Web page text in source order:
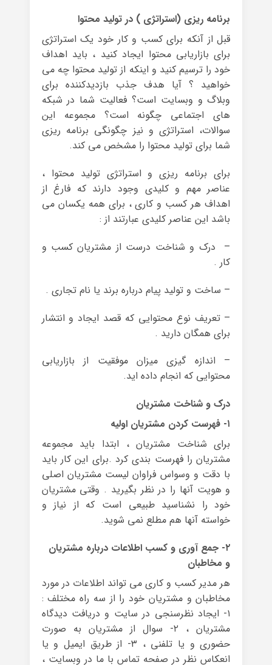
برنامه ریزی (استراتژی ) در تولید محتوا
قبل از آنکه برای کسب و کار خود یک استراتژی
برای بازاریابی محتوا ایجاد کنید ، باید اهداف
خود را ترسیم کنید و اینکه از تولید محتوا چه می
خواهید ؟ آیا هدف جذب بازدیدکننده برای
وبلاگ و وبسایت است؟ فعالیت شما در شبکه
های اجتماعی چگونه است؟ مجموعه این
سوالات، استراتژی و نیز چگونگی برنامه ریزی
شما برای تولید محتوا را مشخص می کند.
برای برنامه ریزی و استراتژی تولید محتوا ،
عناصر مهم و کلیدی وجود دارند که فارغ از
اهداف هر کسب و کاری ، برای همه یکسان می
باشد این عناصر کلیدی عبارتند از :
– درک و شناخت درست از مشتریان کسب و
کار .
– ساخت و تولید پیام درباره برند یا نام تجاری .
– تعریف نوع محتوایی که قصد ایجاد و انتشار
برای همگان دارید .
– اندازه گیزی میزان موفقیت از بازاریابی
محتوایی که انجام داده اید.
درک و شناخت مشتریان
۱- فهرست کردن مشتریان اولیه
برای شناخت مشتریان ، ابتدا باید مجموعه
مشتریان را فهرست بندی کرد .برای این کار باید
با دقت و وسواس فراوان لیست مشتریان اصلی
و هویت آنها را در نظر بگیرید . وقتی مشتریان
خود را نشناسید طبیعی است که از نیاز و
خواسته آنها هم مطلع نمی شوید.
۲- جمع آوری و کسب اطلاعات درباره مشتریان
و مخاطبان
هر مدیر کسب و کاری می تواند اطلاعات در مورد
مخاطبان و مشتریان خود را از سه راه مختلف :
۱- ایجاد نظرسنجی در سایت و دریافت دیدگاه
مشتریان ، ۲- سوال از مشتریان به صورت
حضوری و یا تلفنی ، ۳- از طریق ایمیل و یا
انعکاس نظر در صفحه تماس با ما در وبسایت ،